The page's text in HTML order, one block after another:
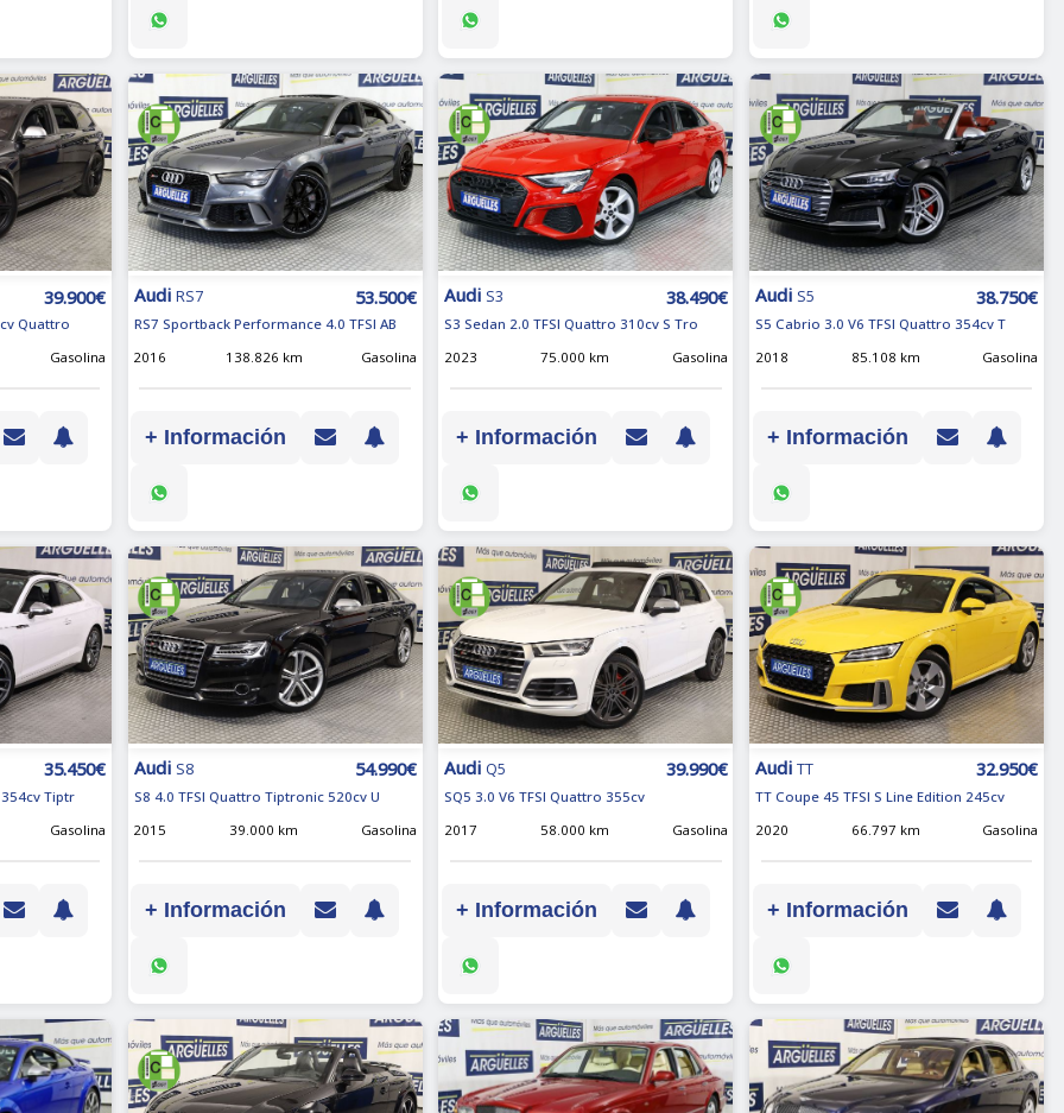
39.900€
Quattro
Gasolina
Audi RS7 53.500€
RS7 Sportback Performance 4.0 TFSI AB
2016
138.826 km Gasolina
+ Información
Audi S3 38.490€
S3 Sedan 2.0 TFSI Quattro 310cv S Tro
2023
75.000 km Gasolina
+ Información
Audi S5 38.750€
S5 Cabrio 3.0 V6 TFSI Quattro 354cv T
2018
85.108 km Gasolina
+ Información
35.450€
Tiptr
Gasolina
Audi S8 54.990€
S8 4.0 TFSI Quattro Tiptronic 520cv U
2015
39.000 km Gasolina
+ Información
Audi Q5 39.990€
SQ5 3.0 V6 TFSI Quattro 355cv
2017
58.000 km Gasolina
+ Información
Audi TT 32.950€
TT Coupe 45 TFSI S Line Edition 245cv
2020
66.797 km Gasolina
+ Información